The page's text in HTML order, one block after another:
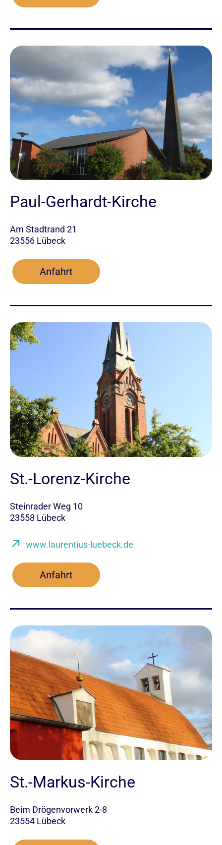
Paul-Gerhardt-Kirche
Am Stadtrand 21
23556 Lübeck
Anfahrt
St.-Lorenz-Kirche
Steinrader Weg 10
23558 Lübeck
www.laurentius-luebeck.de
Anfahrt
St.-Markus-Kirche
Beim Drögenvorwerk 2-8
23554 Lübeck